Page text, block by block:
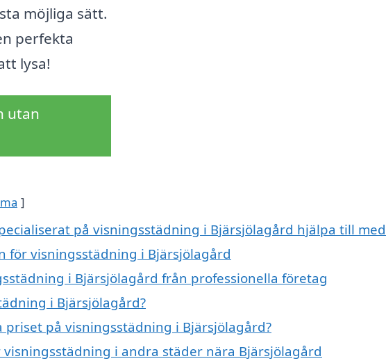
möjliga sätt.
perfekta
lysa!
utan
på visningsstädning i Bjärsjölagård hjälpa till
för visningsstädning i Bjärsjölagård
i Bjärsjölagård från professionella företag
i Bjärsjölagård?
på visningsstädning i Bjärsjölagård?
i andra städer nära Bjärsjölagård